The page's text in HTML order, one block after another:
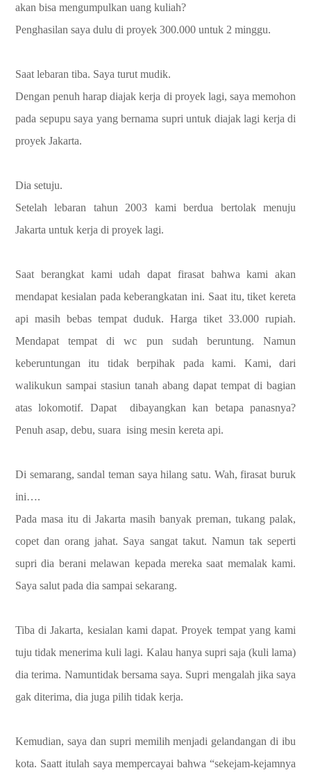
akan bisa mengumpulkan uang kuliah?
Penghasilan saya dulu di proyek 300.000 untuk 2 minggu.
Saat lebaran tiba. Saya turut mudik.
Dengan penuh harap diajak kerja di proyek lagi, saya memohon
pada sepupu saya yang bernama supri untuk diajak lagi kerja di
proyek Jakarta.
Dia setuju.
Setelah lebaran tahun 2003 kami berdua bertolak menuju
Jakarta untuk kerja di proyek lagi.
Saat berangkat kami udah dapat firasat bahwa kami akan
mendapat kesialan pada keberangkatan ini. Saat itu, tiket kereta
api masih bebas tempat duduk. Harga tiket 33.000 rupiah.
Mendapat tempat di wc pun sudah beruntung. Namun
keberuntungan itu tidak berpihak pada kami. Kami, dari
walikukun sampai stasiun tanah abang dapat tempat di bagian
atas lokomotif. Dapat dibayangkan kan betapa panasnya?
Penuh asap, debu, suara ising mesin kereta api.
Di semarang, sandal teman saya hilang satu. Wah, firasat buruk
ini….
Pada masa itu di Jakarta masih banyak preman, tukang palak,
copet dan orang jahat. Saya sangat takut. Namun tak seperti
supri dia berani melawan kepada mereka saat memalak kami.
Saya salut pada dia sampai sekarang.
Tiba di Jakarta, kesialan kami dapat. Proyek tempat yang kami
tuju tidak menerima kuli lagi. Kalau hanya supri saja (kuli lama)
dia terima. Namuntidak bersama saya. Supri mengalah jika saya
gak diterima, dia juga pilih tidak kerja.
Kemudian, saya dan supri memilih menjadi gelandangan di ibu
kota. Saatt itulah saya mempercayai bahwa “sekejam-kejamnya